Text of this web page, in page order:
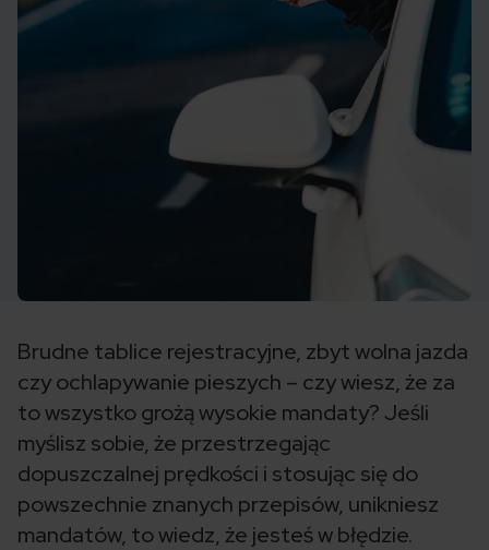
Brudne tablice rejestracyjne, zbyt wolna jazda
czy ochlapywanie pieszych – czy wiesz, że za
to wszystko grożą wysokie mandaty? Jeśli
myślisz sobie, że przestrzegając
dopuszczalnej prędkości i stosując się do
powszechnie znanych przepisów, unikniesz
mandatów, to wiedz, że jesteś w błędzie.